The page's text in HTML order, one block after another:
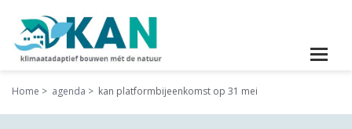
Home agenda kan platformbijeenkomst op 31 mei